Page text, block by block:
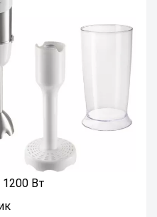
Вт